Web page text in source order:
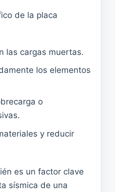
de la placa
las cargas muertas.
los elementos
o
y reducir
es un factor clave
sísmica de una